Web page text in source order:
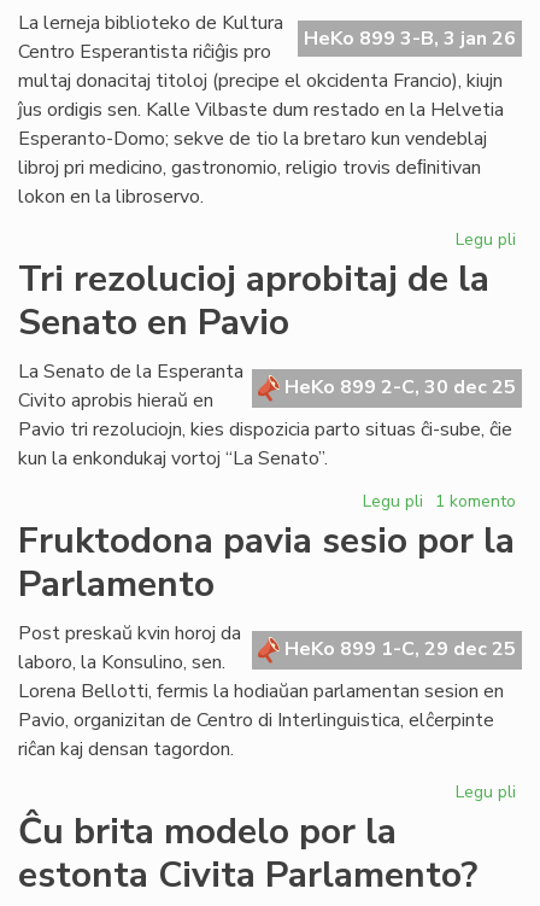
HeKo 899 3-B, 3 jan 26
La lerneja biblioteko de Kultura
Centro Esperantista riĉiĝis pro
multaj donacitaj titoloj (precipe el okcidenta Francio), kiujn
ĵus ordigis sen. Kalle Vilbaste dum restado en la Helvetia
Esperanto-Domo; sekve de tio la bretaro kun vendeblaj
libroj pri medicino, gastronomio, religio trovis deﬁnitivan
lokon en la libroservo.
Legu pli
kaj
Tri rezolucioj aprobitaj de la
Senato en Pavio
HeKo 899 2-C, 30 dec 25
La Senato de la Esperanta
Civito aprobis hieraŭ en
Pavio tri rezoluciojn, kies dispozicia parto situas ĉi-sube, ĉie
kun la enkondukaj vortoj “La Senato”.
Legu pli pri
rezolucioj
la
Senato
Pavio
1 komento
Fruktodona pavia sesio por la
Parlamento
HeKo 899 1-C, 29 dec 25
Post preskaŭ kvin horoj da
laboro, la Konsulino, sen.
Lorena Bellotti, fermis la hodiaŭan parlamentan sesion en
Pavio, organizitan de Centro di Interlinguistica, elĉerpinte
riĉan kaj densan tagordon.
Legu pli
Ĉu brita modelo por la
estonta Civita Parlamento?